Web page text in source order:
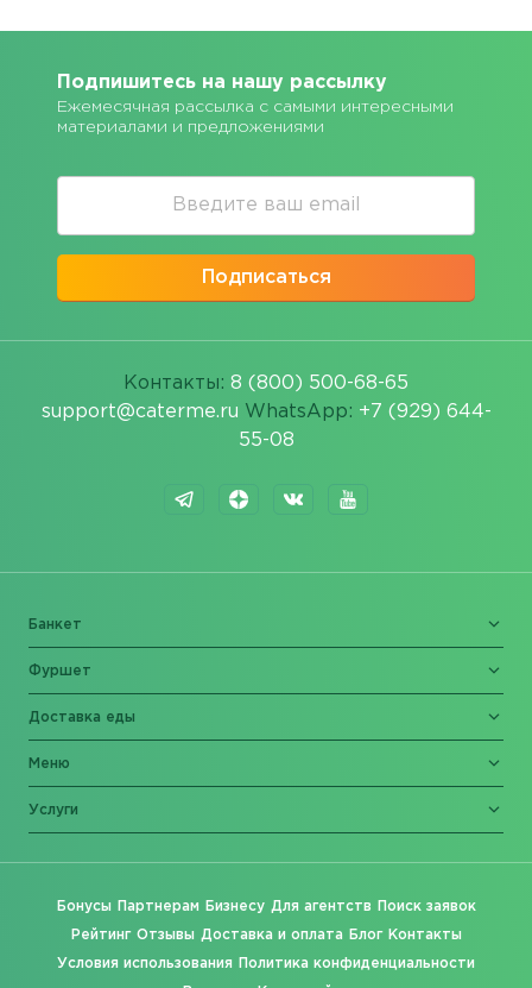
Подпишитесь на нашу рассылку
Ежемесячная рассылка с самыми интересными
материалами и предложениями
Подписаться
Контакты: 8 (800) 500-68-65
support@caterme.ru WhatsApp: +7 (929) 644-
55-08
Банкет
Фуршет
Доставка еды
Меню
Услуги
Бонусы Партнерам Бизнесу Для агентств Поиск заявок
Рейтинг Отзывы Доставка и оплата Блог Контакты
Условия использования Политика конфиденциальности